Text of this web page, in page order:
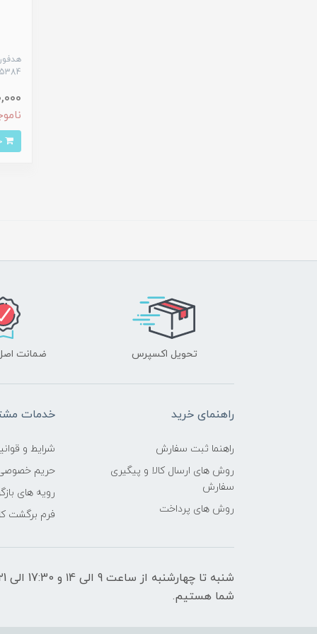
5384
تحویل اکسپرس ضمانت
راهنمای خرید
راهنما ثبت سفارش
روش های ارسال کالا و پیگیری
سفارش
روش های پرداخت
خدمات
شرایط و
حریم
رویه های
فرم برگشت
شما هستیم.